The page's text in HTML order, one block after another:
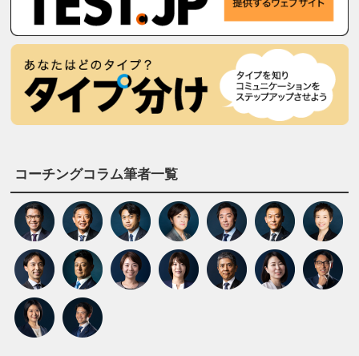
コーチングコラム筆者一覧